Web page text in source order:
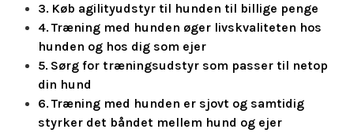
Køb agilityudstyr til hunden til billige penge
Træning med hunden øger livskvaliteten hos
hunden og hos dig som ejer
Sørg for træningsudstyr som passer til netop
din hund
Træning med hunden er sjovt og samtidig
styrker det båndet mellem hund og ejer